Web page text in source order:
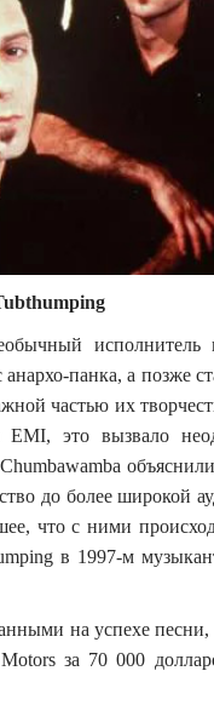
исполнитель
анархо-панка, а позже
частью их
EMI, это вызвало
до более широкой
что с ними
в 1997-м
на успехе
за 70 000